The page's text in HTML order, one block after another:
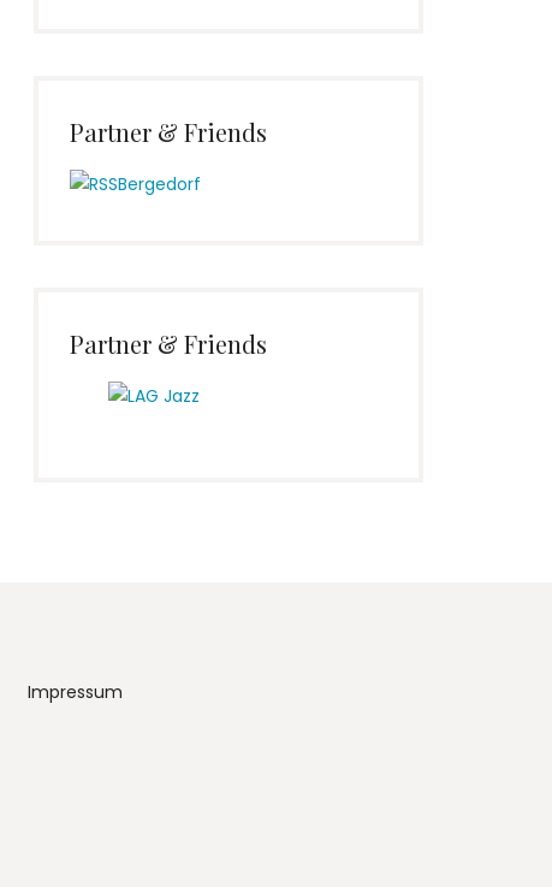
Partner & Friends
Partner & Friends
Impressum